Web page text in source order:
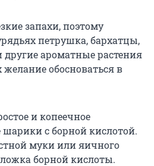
запахи, поэтому
петрушка, бархатцы,
другие ароматные растения
обосноваться в
и копеечное
с борной кислотой.
муки или яичного
борной кислоты.